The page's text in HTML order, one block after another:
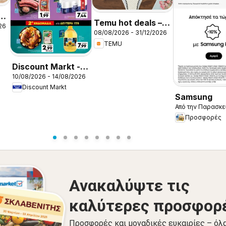
Discount Markt -
Φυλλάδιο
10/08/2026 - 14/08/2026
Discount Markt
Temu hot deals –
Greece
08/08/2026 - 31/12/2026
TEMU
Samsung
Από την
Προσφορές
Ανακαλύψτε τις
καλύτερες
Προσφορές και μοναδικές ευκαιρίες –